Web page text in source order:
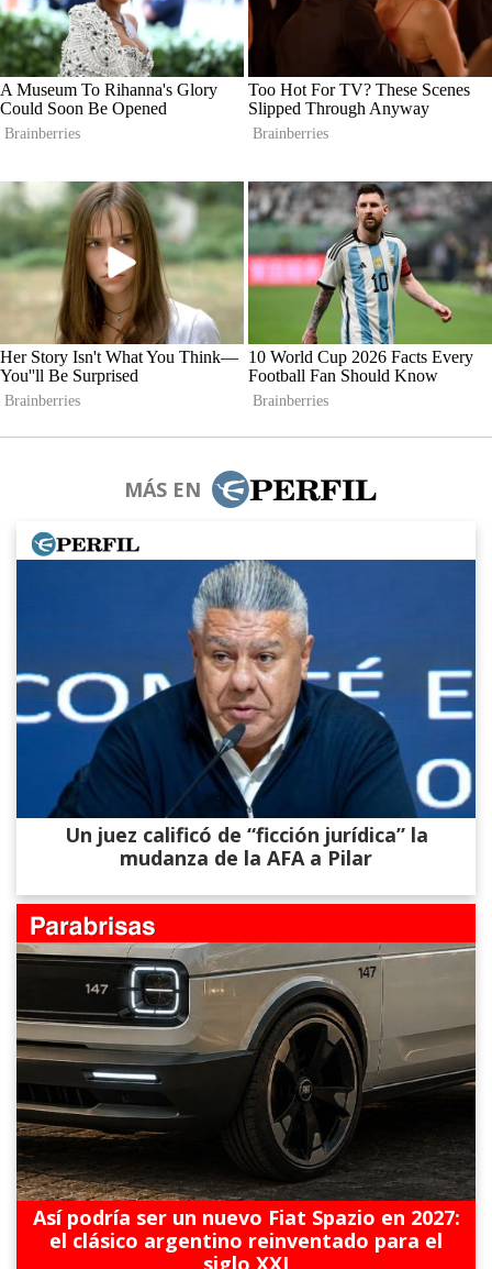
MÁS EN
Un juez calificó de “ficción jurídica” la
mudanza de la AFA a Pilar
Así podría ser un nuevo Fiat Spazio en 2027:
el clásico argentino reinventado para el